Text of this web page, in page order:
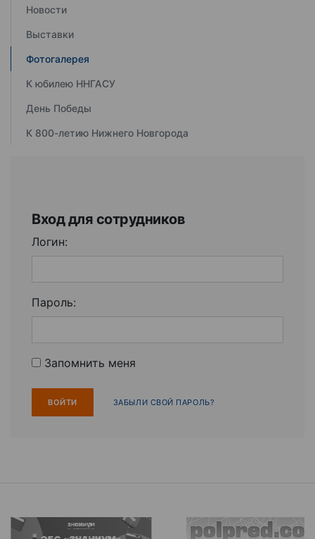
Новости
Выставки
Фотогалерея
К юбилею ННГАСУ
День Победы
К 800-летию Нижнего Новгорода
Вход для сотрудников
Логин:
Пароль:
Запомнить меня
ЗАБЫЛИ СВОЙ ПАРОЛЬ?